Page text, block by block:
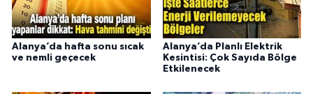
Alanya’da hafta sonu sıcak
ve nemli geçecek
Alanya’da Planlı Elektrik
Kesintisi: Çok Sayıda Bölge
Etkilenecek